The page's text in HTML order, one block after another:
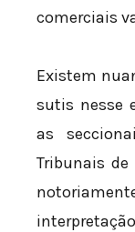
comerciais
Existem
sutis nesse
as
Tribunais